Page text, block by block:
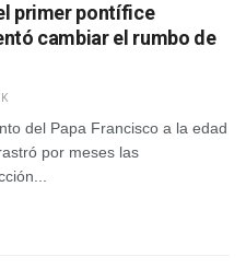
primer pontífice
cambiar el rumbo de
del Papa Francisco a la edad
por meses las